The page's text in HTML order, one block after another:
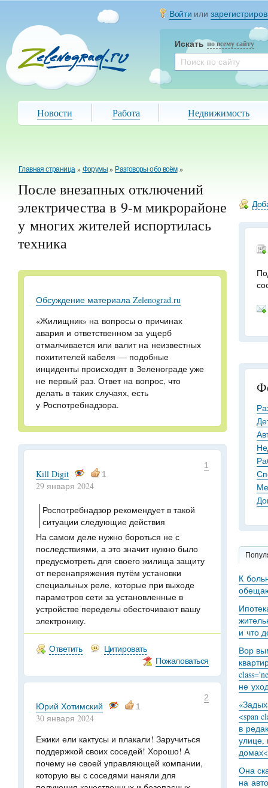
Войти или
Искать по всему сайту
Новости Работа Недвижимость
Главная страница »Форумы» Разговоры обо всём »
После внезапных отключений
электричества в 9-м микрорайоне
у многих жителей испортилась
техника
Обсуждение материала Zelenograd.ru
«Жилищник» на вопросы о причинах
авария и ответственном за ущерб
отмалчивается или валит на неизвестных
похитителей кабеля — подобные
инциденты происходят в Зеленограде уже
не первый раз. Ответ на вопрос, что
делать в таких случаях, есть
у Роспотребнадзора.
1
Kill Digit 1
29 января 2024
Роспотребнадзор рекомендует в такой
ситуации следующие действия
На самом деле нужно бороться не с
последствиями, а это значит нужно было
предусмотреть для своего жилища защиту
от перенапряжения путём установки
специальных реле, которые при выходе
параметров сети за установленные в
устройстве переделы обесточивают вашу
электронику.
Ответить
Цитировать
Пожаловаться
2
Юрий Хотимский 1
30 января 2024
Ежики ели кактусы и плакали! Заручиться
поддержкой своих соседей! Хорошо! А
почему не своей управляющей компании,
которую вы с соседями наняли для
К
и что
Вор
не
<span
в
улице,
Она
на